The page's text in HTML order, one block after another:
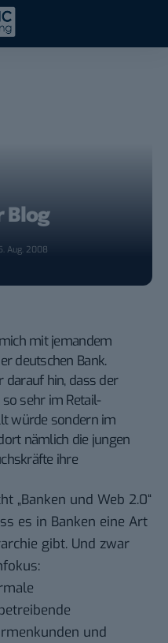
Blog
Aug. 2008
mit jemandem
deutschen Bank.
darauf hin, dass der
sehr im Retail-
würde sondern im
nämlich die jungen
ihre
„Banken und Web 2.0“
es in Banken eine Art
gibt. Und zwar
und